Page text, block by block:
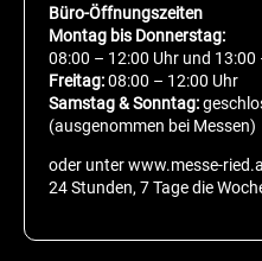
Büro-Öffnungszeiten
Montag bis Donnerstag:
08:00 – 12:00 Uhr und 13:00
Freitag:08:00 – 12:00 Uhr
Samstag & Sonntag:
(ausgenommen bei Messen)
oder unter www.messe-
24 Stunden, 7 Tage die